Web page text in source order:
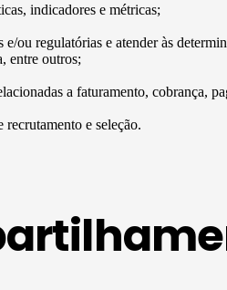
indicadores e métricas;
ou regulatórias e atender às
entre outros;
a faturamento, cobrança,
recrutamento e seleção.